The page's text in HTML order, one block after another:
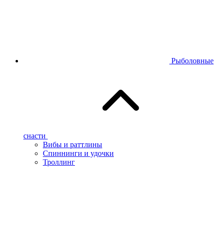
Рыболовные
снасти
Вибы и раттлины
Спиннинги и удочки
Троллинг